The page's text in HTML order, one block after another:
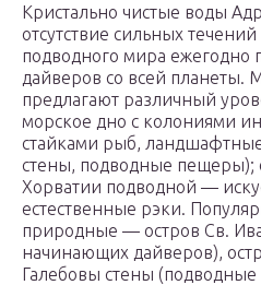
Кристально чистые воды
отсутствие сильных
подводного мира ежегодно
дайверов со всей планеты.
предлагают различный
морское дно с колониями
стайками рыб,
стены, подводные пещеры);
Хорватии подводной —
естественные рэки.
природные — остров Св.
начинающих дайверов),
Галебовы стены